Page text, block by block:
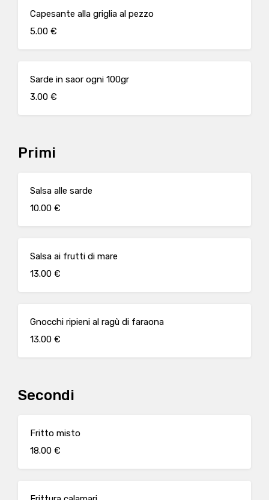
Capesante alla griglia al pezzo
5.00 €
Sarde in saor ogni 100gr
3.00 €
Primi
Salsa alle sarde
10.00 €
Salsa ai frutti di mare
13.00 €
Gnocchi ripieni al ragù di faraona
13.00 €
Secondi
Fritto misto
18.00 €